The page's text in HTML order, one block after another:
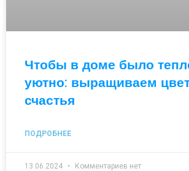
Чтобы в доме было
уютно: выращиваем
счастья
ПОДРОБНЕЕ
13.06.2024 Комментариев нет